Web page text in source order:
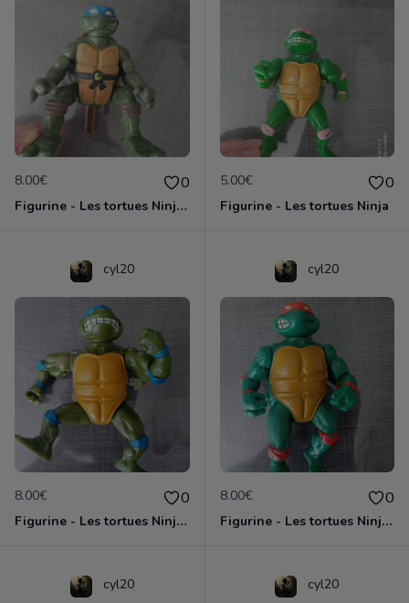
8.00€ 0
Figurine - Les tortues Ninja - Leonardo
5.00€ 0
Figurine - Les tortues Ninja
cyl20
8.00€ 0
Figurine - Les tortues Ninja - Leonardo
cyl20
8.00€ 0
Figurine - Les tortues Ninja - Michaelangelo
cyl20 cyl20